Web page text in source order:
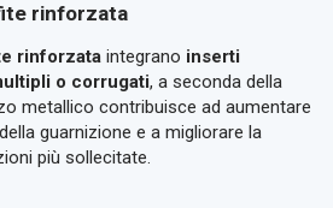
rinforzata
rinforzata integrano inserti
o corrugati, a seconda della
metallico contribuisce ad aumentare
della guarnizione e a migliorare la
più sollecitate.